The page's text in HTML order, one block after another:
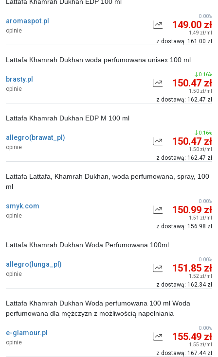
aromaspot.pl
opinie 149.00 zł
1.49 zł/ml
z dostawą: 161.00 zł
0.00%
brasty.pl
opinie
Lattafa Khamrah Dukhan woda perfumowana unisex 100 ml
150.47 zł
1.50 zł/ml
z dostawą: 162.47 zł
0.16%
allegro(brawat_pl)
opinie
Lattafa Khamrah Dukhan EDP M 100 ml
150.47 zł
1.50 zł/ml
z dostawą: 162.47 zł
0.16%
smyk.com
opinie
Lattafa Lattafa, Khamrah Dukhan, woda perfumowana, spray, 100
ml
150.99 zł
1.51 zł/ml
z dostawą: 156.98 zł
0.00%
allegro(lunga_pl)
opinie
Lattafa Khamrah Dukhan Woda Perfumowana 100ml
151.85 zł
1.52 zł/ml
z dostawą: 162.34 zł
0.00%
e-glamour.pl
opinie
Lattafa Khamrah Dukhan Woda perfumowana 100 ml Woda
perfumowana dla mężczyzn z możliwością napełniania
155.49 zł
1.55 zł/ml
z dostawą: 167.44 zł
0.00%